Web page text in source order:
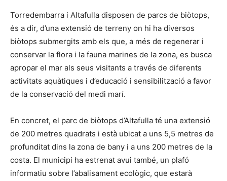
Torredembarra i Altafulla disposen de parcs de biòtops,
és a dir, d’una extensió de terreny on hi ha diversos
biòtops submergits amb els que, a més de regenerar i
conservar la flora i la fauna marines de la zona, es busca
apropar el mar als seus visitants a través de diferents
activitats aquàtiques i d’educació i sensibilització a favor
de la conservació del medi marí.
En concret, el parc de biòtops d’Altafulla té una extensió
de 200 metres quadrats i està ubicat a uns 5,5 metres de
profunditat dins la zona de bany i a uns 200 metres de la
costa. El municipi ha estrenat avui també, un plafó
informatiu sobre l’abalisament ecològic, que estarà